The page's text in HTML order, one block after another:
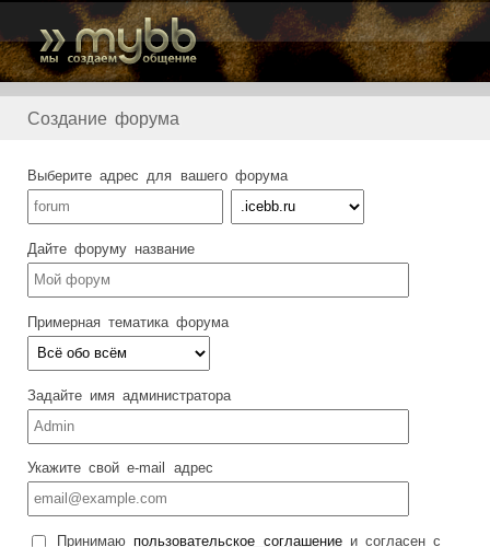
Создание форума
Выберите адрес для вашего форума
Дайте форуму название
Примерная тематика форума
Задайте имя администратора
Укажите свой e-mail адрес
Принимаю пользовательское соглашениеи согласен с